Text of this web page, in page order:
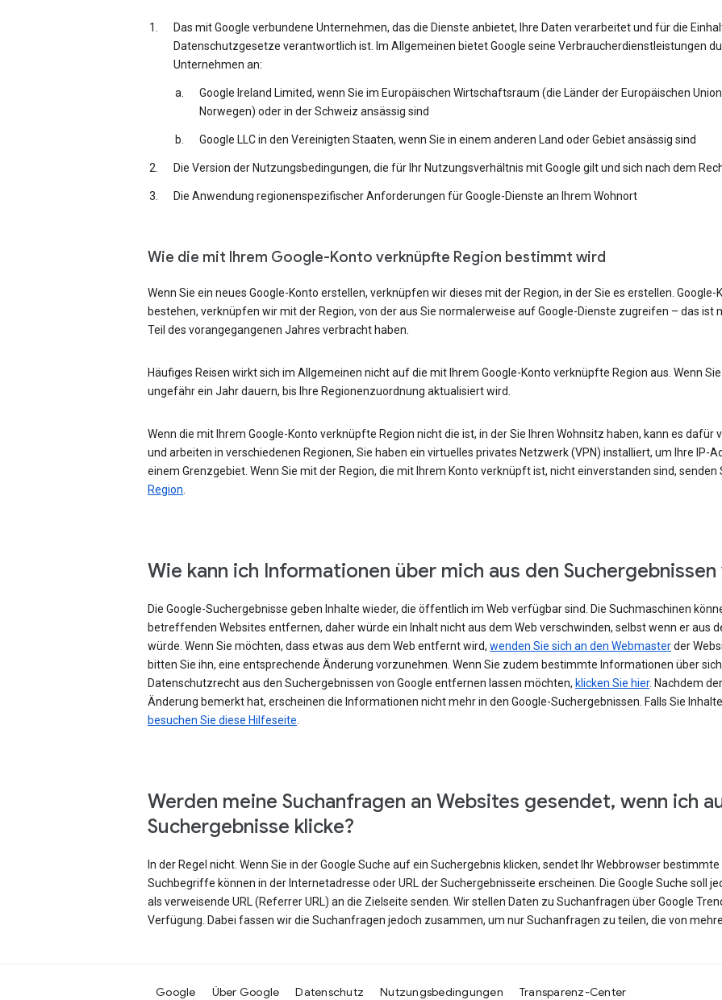
Das mit Google verbundene Unternehmen, das die Dienste anbietet, Ihre Daten verarbeitet und für die
Datenschutzgesetze verantwortlich ist. Im Allgemeinen bietet Google seine Verbraucherdienstleistungen
Unternehmen an:
Google Ireland Limited, wenn Sie im Europäischen Wirtschaftsraum (die Länder der Europäischen
Norwegen) oder in der Schweiz ansässig sind
Google LLC in den Vereinigten Staaten, wenn Sie in einem anderen Land oder Gebiet ansässig sind
Die Version der Nutzungsbedingungen, die für Ihr Nutzungsverhältnis mit Google gilt und sich nach dem
Die Anwendung regionenspezifischer Anforderungen für Google-Dienste an Ihrem Wohnort
Wie die mit Ihrem Google-Konto verknüpfte Region bestimmt wird
Wenn Sie ein neues Google-Konto erstellen, verknüpfen wir dieses mit der Region, in der Sie es erstellen.
bestehen, verknüpfen wir mit der Region, von der aus Sie normalerweise auf Google-Dienste zugreifen – das ist
Teil des vorangegangenen Jahres verbracht haben.
Häufiges Reisen wirkt sich im Allgemeinen nicht auf die mit Ihrem Google-Konto verknüpfte Region aus. Wenn
ungefähr ein Jahr dauern, bis Ihre Regionenzuordnung aktualisiert wird.
Wenn die mit Ihrem Google-Konto verknüpfte Region nicht die ist, in der Sie Ihren Wohnsitz haben, kann es dafür
und arbeiten in verschiedenen Regionen, Sie haben ein virtuelles privates Netzwerk (VPN) installiert, um Ihre IP-
einem Grenzgebiet. Wenn Sie mit der Region, die mit Ihrem Konto verknüpft ist, nicht einverstanden sind,
Region
Wie kann ich Informationen über mich aus den
Die Google-Suchergebnisse geben Inhalte wieder, die öffentlich im Web verfügbar sind. Die Suchmaschinen
betreffenden Websites entfernen, daher würde ein Inhalt nicht aus dem Web verschwinden, selbst wenn er aus
würde. Wenn Sie möchten, dass etwas aus dem Web entfernt wird, wenden Sie sich an den Webmasterder
bitten Sie ihn, eine entsprechende Änderung vorzunehmen. Wenn Sie zudem bestimmte Informationen über
Datenschutzrecht aus den Suchergebnissen von Google entfernen lassen möchten, klicken Sie hier. Nachdem
Änderung bemerkt hat, erscheinen die Informationen nicht mehr in den Google-Suchergebnissen. Falls Sie
besuchen Sie diese Hilfeseite
Werden meine Suchanfragen an Websites gesendet, wenn ich
Suchergebnisse klicke?
In der Regel nicht. Wenn Sie in der Google Suche auf ein Suchergebnis klicken, sendet Ihr Webbrowser
Suchbegriffe können in der Internetadresse oder URL der Suchergebnisseite erscheinen. Die Google Suche soll
als verweisende URL (Referrer URL) an die Zielseite senden. Wir stellen Daten zu Suchanfragen über Google
Verfügung. Dabei fassen wir die Suchanfragen jedoch zusammen, um nur Suchanfragen zu teilen, die von
Google Über Google Datenschutz Nutzungsbedingungen Transparenz-Center